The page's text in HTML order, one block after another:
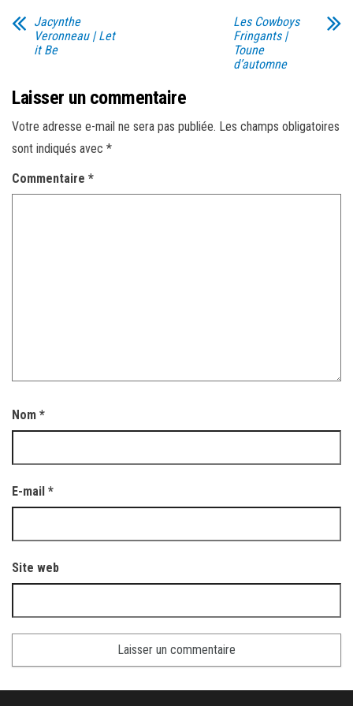
Jacynthe
Veronneau | Let
it Be
Les Cowboys
Fringants |
Toune
d’automne
Laisser un commentaire
Votre adresse e-mail ne sera pas publiée. Les champs obligatoires
sont indiqués avec *
Commentaire *
Nom *
E-mail *
Site web